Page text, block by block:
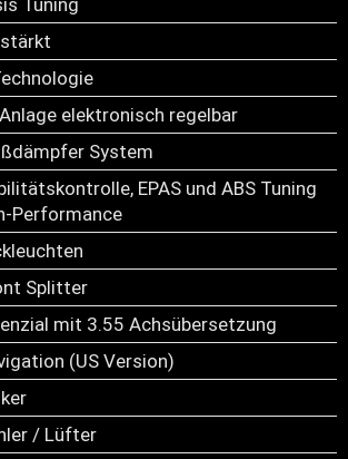
Tuning
elektronisch regelbar
System
EPAS und ABS Tuning
Performance
Splitter
mit 3.55 Achsübersetzung
(US Version)
/ Lüfter